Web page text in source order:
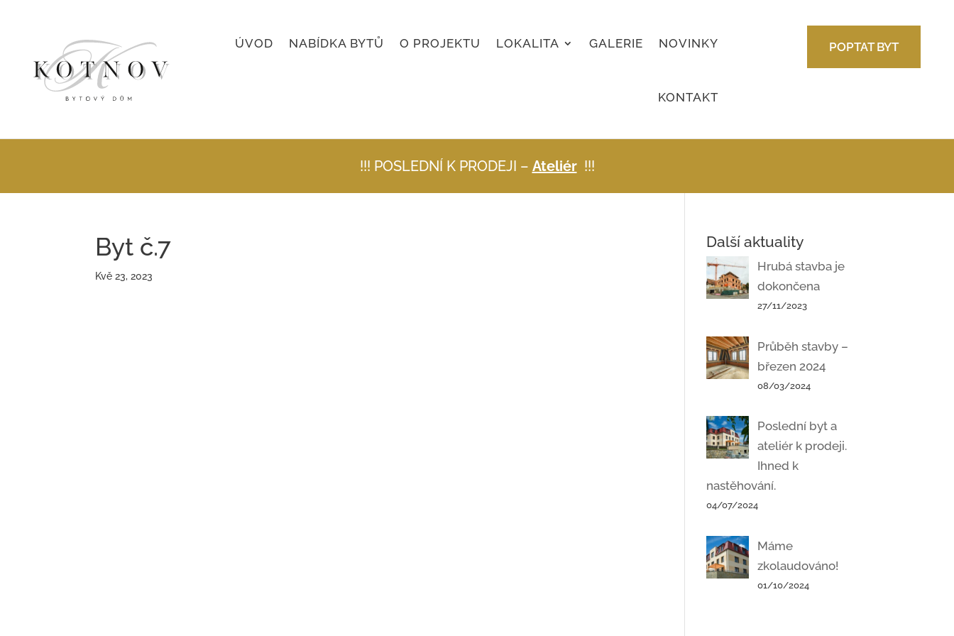
ÚVOD NABÍDKA BYTŮ O PROJEKTU LOKALITA GALERIE NOVINKY
KONTAKT
POPTAT BYT
!!! POSLEDNÍ K PRODEJI – Ateliér!!!
Byt č.7
Kvě 23, 2023
Další aktuality
Hrubá stavba je
dokončena
27/11/2023
Průběh stavby –
březen 2024
08/03/2024
Poslední byt a
ateliér k prodeji.
Ihned k
nastěhování.
04/07/2024
Máme
zkolaudováno!
01/10/2024